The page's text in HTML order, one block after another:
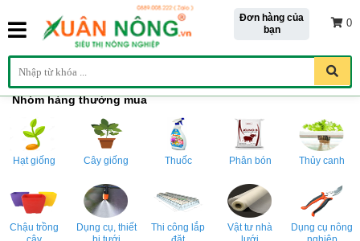
Đơn hàng của
bạn
0
Nhóm hàng thường mua
Hạt giống Cây giống Thuốc Phân bón Thủy canh
Chậu trồng
Dụng cụ, thiết
Thi công lắp
Vật tư nhà
Dụng cụ nông